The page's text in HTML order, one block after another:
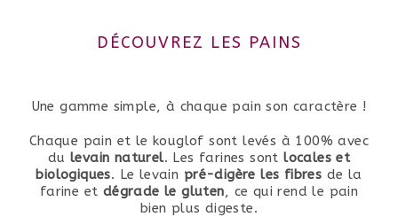
DÉCOUVREZ LES PAINS
Une gamme simple, à chaque pain son caractère !
Chaque pain et le kouglof sont levés à 100% avec
du levain naturel. Les farines sontlocales et
biologiques. Le levain pré-digère les fibres de la
farine et dégrade le gluten, ce qui rend le pain
bien plus digeste.